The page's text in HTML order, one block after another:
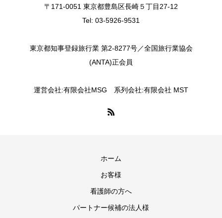
〒171-0051 東京都豊島区長崎５丁目27-12
Tel: 03-5926-9531
東京都知事登録旅行業 第2-8277号／全国旅行業協会
(ANTA)正会員
運営会社:有限会社MSG 系列会社:有限会社 MST
ホーム
お客様
看護師の方へ
パートナー候補の法人様